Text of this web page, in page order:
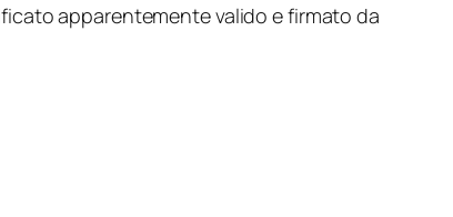
apparentemente valido e firmato da